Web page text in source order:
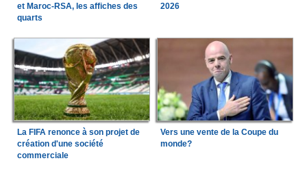
et Maroc-RSA, les affiches des
quarts
2026
La FIFA renonce à son projet de
création d'une société
commerciale
Vers une vente de la Coupe du
monde?